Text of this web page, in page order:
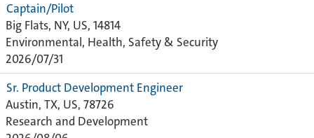
Captain/Pilot
Big Flats, NY, US, 14814
Environmental, Health, Safety & Security
2026/07/31
Sr. Product Development Engineer
Austin, TX, US, 78726
Research and Development